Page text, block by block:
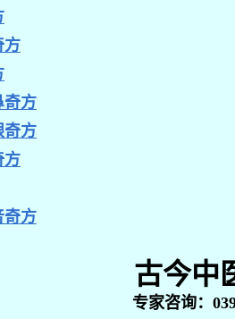
方
方
方
方
方
古今中
专家咨询：